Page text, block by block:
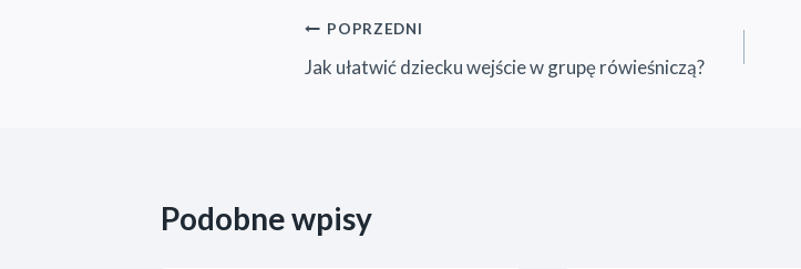
Nawigacja
wpisu
POPRZEDNI
Jak ułatwić dziecku wejście w grupę rówieśniczą?
Podobne wpisy